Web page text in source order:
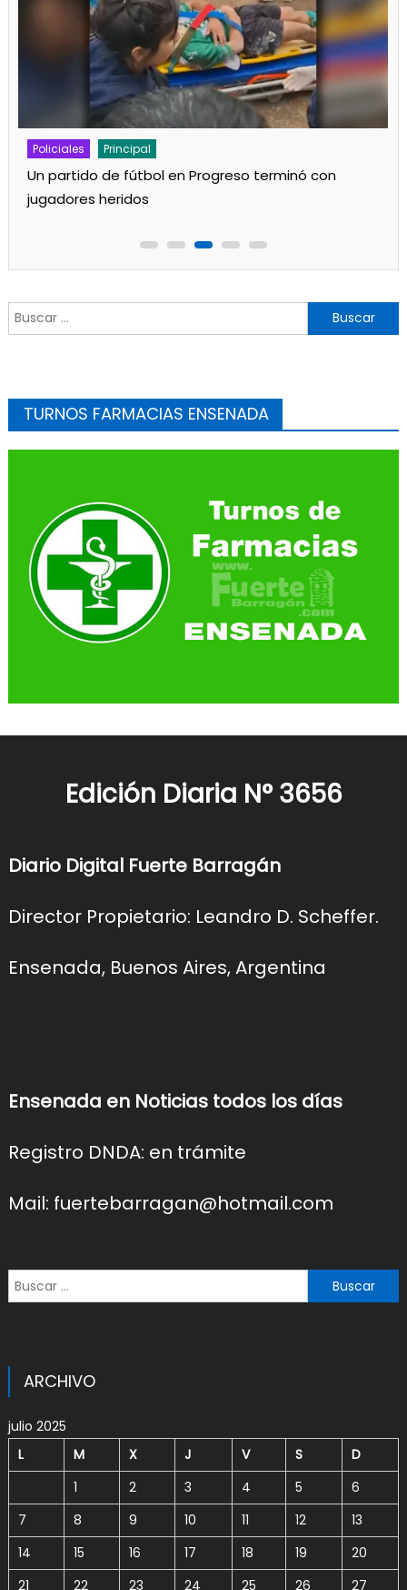
Policiales Principal
Se incendió una vivienda
Buscar:
TURNOS FARMACIAS ENSENADA
Edición Diaria N° 3656
Diario Digital Fuerte Barragán
Director Propietario: Leandro D. Scheffer.
Ensenada, Buenos Aires, Argentina
Ensenada en Noticias todos los días
Registro DNDA: en trámite
Mail: fuertebarragan@hotmail.com
Buscar:
ARCHIVO
julio 2025
L
M X J V S
D
1
2 3 4 5
6
7
8 9 10 11 12
13
14
15 16 17 18 19
20
21
22 23 24 25 26 27